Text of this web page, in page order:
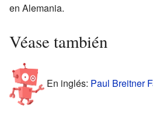
en Alemania.
Véase también
En inglés: Paul Breitner